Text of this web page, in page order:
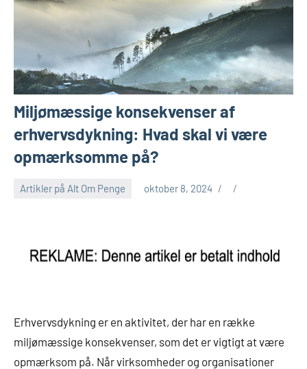
Miljømæssige konsekvenser af
erhvervsdykning: Hvad skal vi være
opmærksomme på?
Artikler på Alt Om Penge oktober 8, 2024
Erhvervsdykning er en aktivitet, der har en række
miljømæssige konsekvenser, som det er vigtigt at være
opmærksom på. Når virksomheder og organisationer